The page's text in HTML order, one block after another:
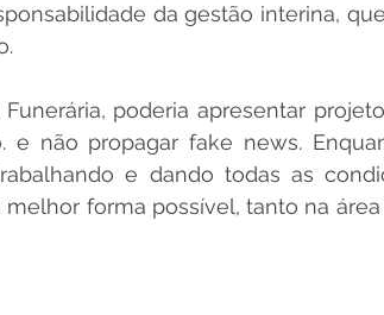
da gestão interina,
poderia apresentar
e não propagar fake news.
e dando todas as
forma possível, tanto na